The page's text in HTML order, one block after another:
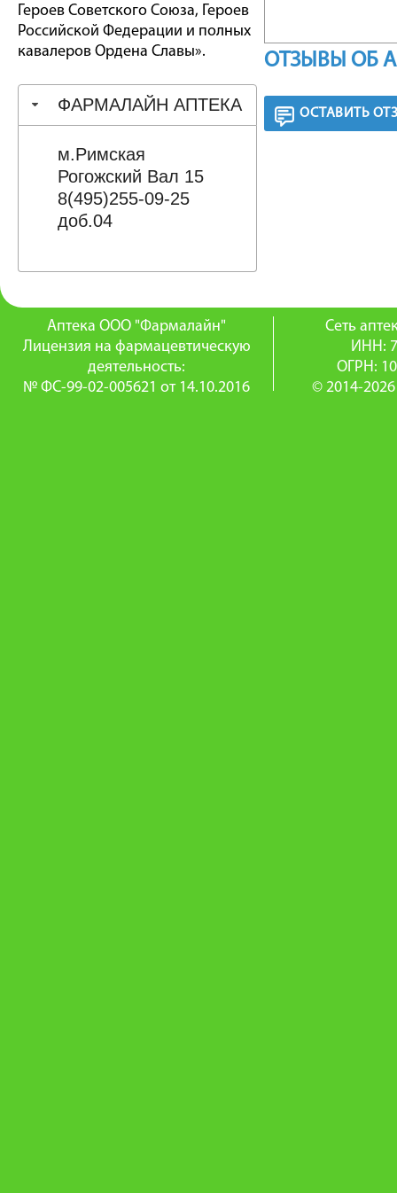
Героев Советского Союза, Героев
Российской Федерации и полных
кавалеров Ордена Славы».
ФАРМАЛАЙН АПТЕКА
м.Римская
Рогожский Вал 15
8(495)255-09-25
доб.04
ОТЗЫВЫ ОБ
ОСТАВИТЬ
Аптека ООО "Фармалайн"
Лицензия на фармацевтическую
деятельность:
№ ФС-99-02-005621 от 14.10.2016
Сеть
ИНН:
ОГРН:
© 2014-